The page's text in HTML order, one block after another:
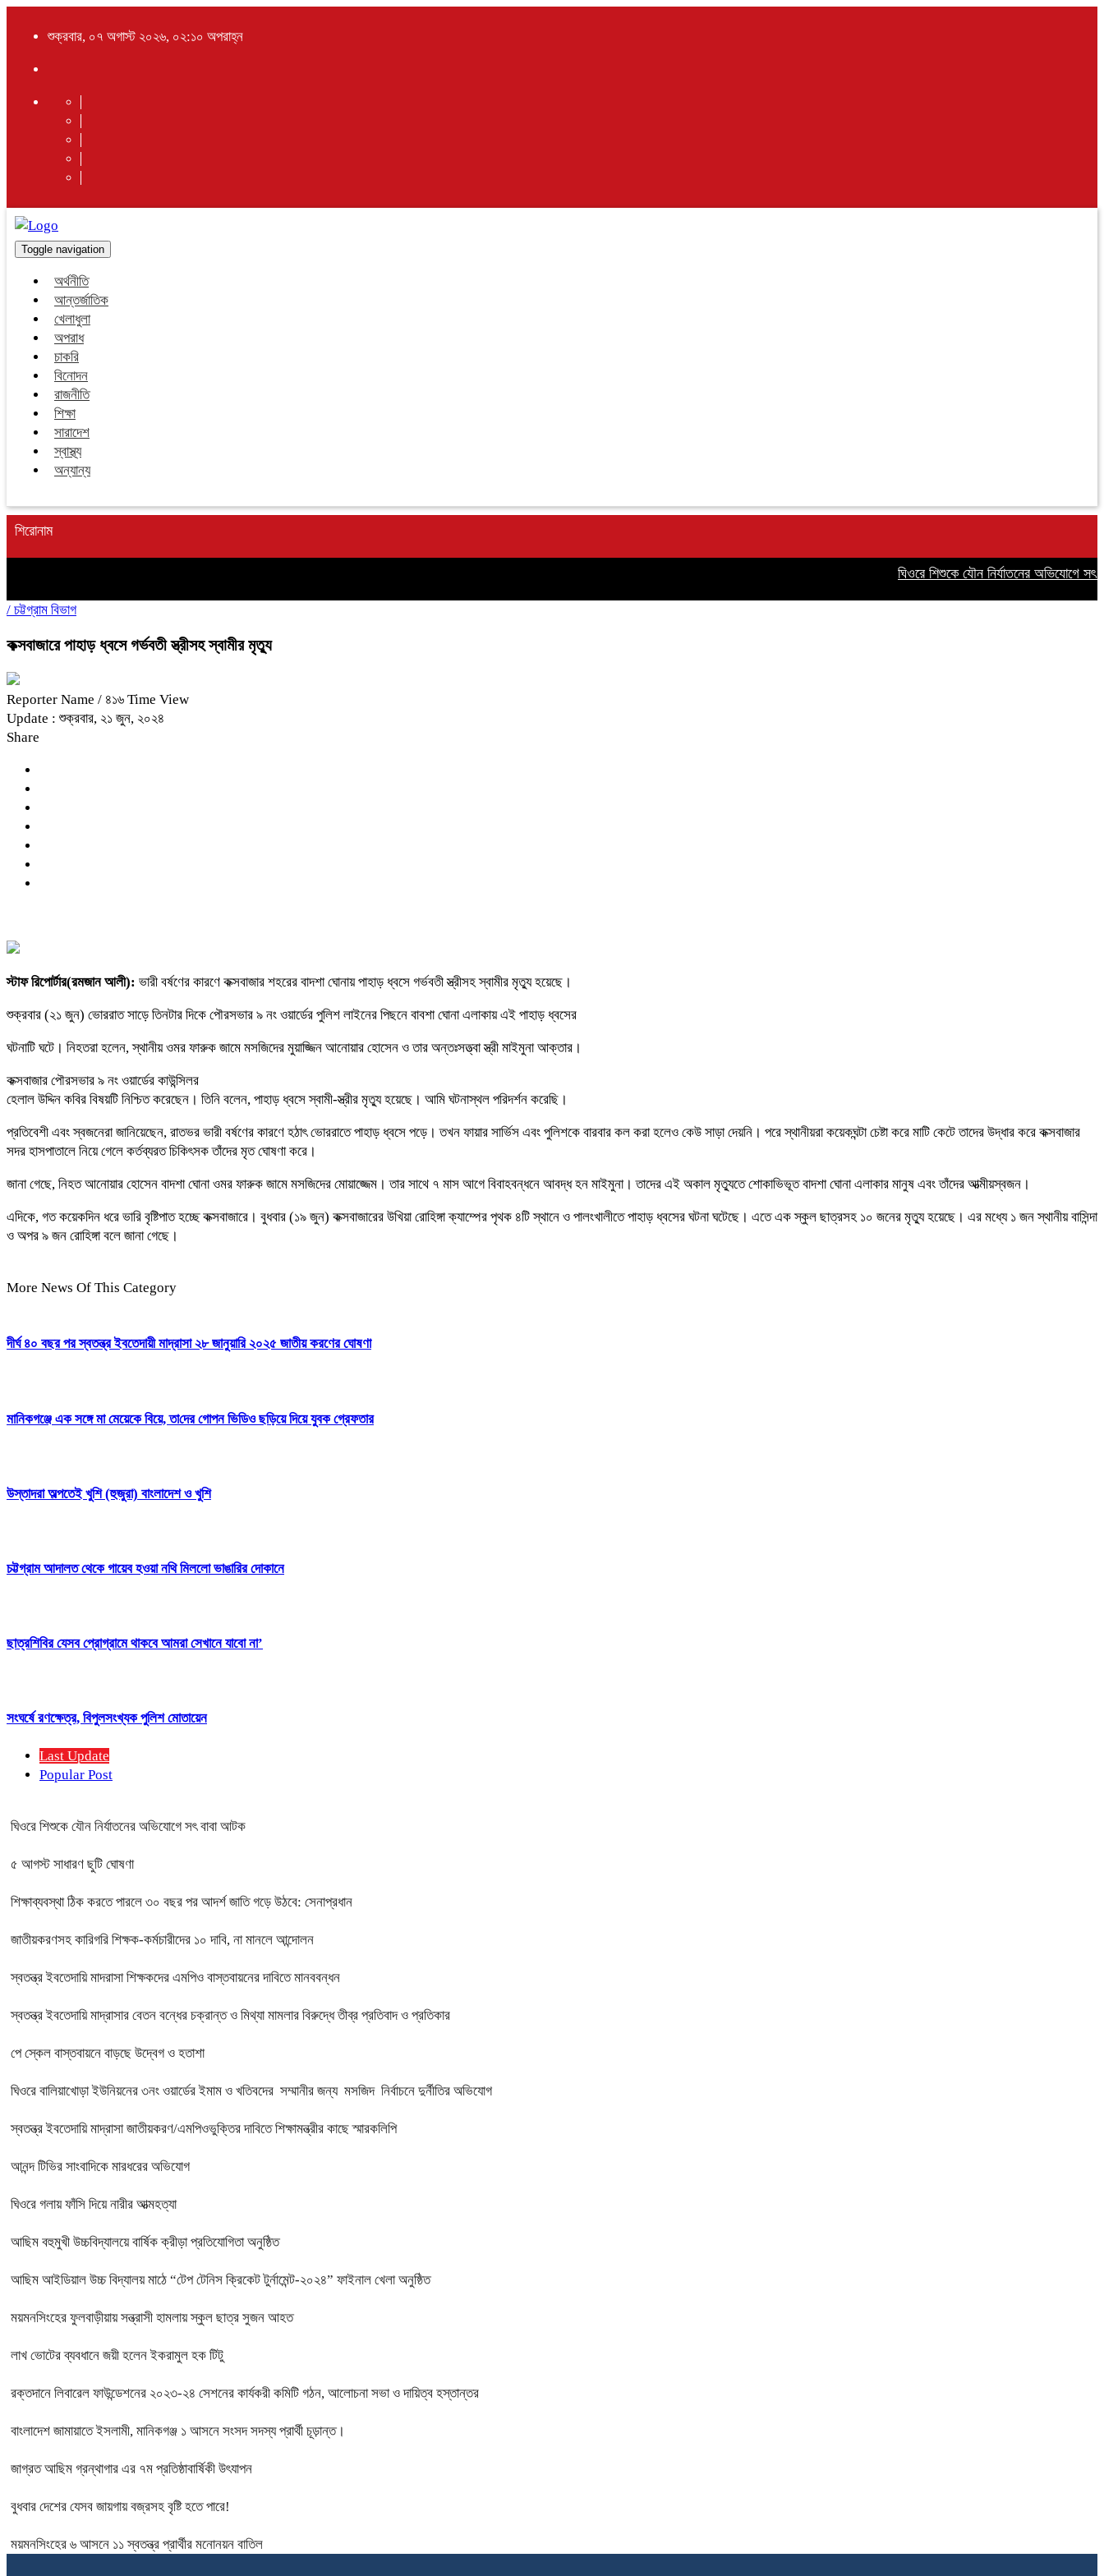
শুক্রবার, ০৭ অগাস্ট ২০২৬, ০২:১০ অপরাহ্ন
Toggle navigation
অর্থনীতি
আন্তর্জাতিক
খেলাধুলা
অপরাধ
চাকরি
বিনোদন
রাজনীতি
শিক্ষা
সারাদেশ
স্বাস্থ্য
অন্যান্য
শিরোনাম
ঘিওরে শিশুকে যৌন নির্যাতনের অভিযোগে সৎ
/ চট্টগ্রাম বিভাগ
কক্সবাজারে পাহাড় ধ্বসে গর্ভবতী স্ত্রীসহ স্বামীর মৃত্যু
Reporter Name / ৪১৬ Time View
Update : শুক্রবার, ২১ জুন, ২০২৪
Share
স্টাফ রিপোর্টার(রমজান আলী): ভারী বর্ষণের কারণে কক্সবাজার শহরের বাদশা ঘোনায় পাহাড় ধ্বসে গর্ভবতী স্ত্রীসহ স্বামীর মৃত্যু হয়েছে।
শুক্রবার (২১ জুন) ভোররাত সাড়ে তিনটার দিকে পৌরসভার ৯ নং ওয়ার্ডের পুলিশ লাইনের পিছনে বাবশা ঘোনা এলাকায় এই পাহাড় ধ্বসের
ঘটনাটি ঘটে। নিহতরা হলেন, স্থানীয় ওমর ফারুক জামে মসজিদের মুয়াজ্জিন আনোয়ার হোসেন ও তার অন্তঃসত্ত্বা স্ত্রী মাইমুনা আক্তার।
কক্সবাজার পৌরসভার ৯ নং ওয়ার্ডের কাউন্সিলর
হেলাল উদ্দিন কবির বিষয়টি নিশ্চিত করেছেন। তিনি বলেন, পাহাড় ধ্বসে স্বামী-স্ত্রীর মৃত্যু হয়েছে। আমি ঘটনাস্থল পরিদর্শন করেছি।
প্রতিবেশী এবং স্বজনেরা জানিয়েছেন, রাতভর ভারী বর্ষণের কারণে হঠাৎ ভোররাতে পাহাড় ধ্বসে পড়ে। তখন ফায়ার সার্ভিস এবং পুলিশকে বারবার কল করা হলেও কেউ সাড়া দেয়নি। পরে স্থানীয়রা কয়েকঘন্টা চেষ্টা করে মাটি কেটে তাদের উদ্ধার করে কক্সবাজার
সদর হাসপাতালে নিয়ে গেলে কর্তব্যরত চিকিৎসক তাঁদের মৃত ঘোষণা করে।
জানা গেছে, নিহত আনোয়ার হোসেন বাদশা ঘোনা ওমর ফারুক জামে মসজিদের মোয়াজ্জেম। তার সাথে ৭ মাস আগে বিবাহবন্ধনে আবদ্ধ হন মাইমুনা। তাদের এই অকাল মৃত্যুতে শোকাভিভূত বাদশা ঘোনা এলাকার মানুষ এবং তাঁদের আত্মীয়স্বজন।
এদিকে, গত কয়েকদিন ধরে ভারি বৃষ্টিপাত হচ্ছে কক্সবাজারে। বুধবার (১৯ জুন) কক্সবাজারের উখিয়া রোহিঙ্গা ক্যাম্পের পৃথক ৪টি স্থানে ও পালংখালীতে পাহাড় ধ্বসের ঘটনা ঘটেছে। এতে এক স্কুল ছাত্রসহ ১০ জনের মৃত্যু হয়েছে। এর মধ্যে ১ জন স্থানীয় বাসিন্দা
ও অপর ৯ জন রোহিঙ্গা বলে জানা গেছে।
More News Of This Category
দীর্ঘ ৪০ বছর পর স্বতন্ত্র ইবতেদায়ী মাদ্রাসা ২৮ জানুয়ারি ২০২৫ জাতীয় করণের ঘোষণা
মানিকগঞ্জে এক সঙ্গে মা মেয়েকে বিয়ে, তা‌দের গোপন ভিডিও ছড়িয়ে দিয়ে যুবক গ্রেফতার
উস্তাদরা অল্পতেই খুশি (হুজুরা) বাংলাদেশ ও খুশি
চট্টগ্রাম আদালত থেকে গায়েব হওয়া নথি মিললো ভাঙারির দোকানে
ছাত্রশিবির যেসব প্রোগ্রামে থাকবে আমরা সেখানে যাবো না’
সংঘর্ষে রণক্ষেত্র, বিপুলসংখ্যক পুলিশ মোতায়েন
Last Update
Popular Post
ঘিওরে শিশুকে যৌন নির্যাতনের অভিযোগে সৎ বাবা আটক
৫ আগস্ট সাধারণ ছুটি ঘোষণা
শিক্ষাব্যবস্থা ঠিক করতে পারলে ৩০ বছর পর আদর্শ জাতি গড়ে উঠবে: সেনাপ্রধান
জাতীয়করণসহ কারিগরি শিক্ষক-কর্মচারীদের ১০ দাবি, না মানলে আন্দোলন
স্বতন্ত্র ইবতেদায়ি মাদরাসা শিক্ষকদের এমপিও বাস্তবায়নের দাবিতে মানববন্ধন
স্বতন্ত্র ইবতেদায়ি মাদ্রাসার বেতন বন্ধের চক্রান্ত ও মিথ্যা মামলার বিরুদ্ধে তীব্র প্রতিবাদ ও প্রতিকার
পে স্কেল বাস্তবায়নে বাড়ছে উদ্বেগ ও হতাশা
ঘিওরে বালিয়াখোড়া ইউনিয়নের ৩নং ওয়ার্ডের ইমাম ও খতিবদের সম্মানীর জন্য মসজিদ নির্বাচনে দুর্নীতির অভিযোগ
স্বতন্ত্র ইবতেদায়ি মাদ্রাসা জাতীয়করণ/এমপিওভুক্তির দাবিতে শিক্ষামন্ত্রীর কাছে স্মারকলিপি
আনন্দ টিভির সাংবাদিকে মারধরের অভিযোগ
ঘিওরে গলায় ফাঁসি দিয়ে নারীর আত্মহত্যা
আছিম বহুমুখী উচ্চবিদ্যালয়ে বার্ষিক ক্রীড়া প্রতিযোগিতা অনুষ্ঠিত
আছিম আইডিয়াল উচ্চ বিদ্যালয় মাঠে “টেপ টেনিস ক্রিকেট টুর্নামেন্ট-২০২৪” ফাইনাল খেলা অনুষ্ঠিত
ময়মনসিংহের ফুলবাড়ীয়ায় সন্ত্রাসী হামলায় স্কুল ছাত্র সুজন আহত
লাখ ভোটের ব্যবধানে জয়ী হলেন ইকরামুল হক টিটু
রক্তদানে লিবারেল ফাউন্ডেশনের ২০২৩-২৪ সেশনের কার্যকরী কমিটি গঠন, আলোচনা সভা ও দায়িত্ব হস্তান্তর
বাংলাদেশ জামায়াতে ইসলামী, মানিকগঞ্জ ১ আসনে সংসদ সদস্য প্রার্থী চূড়ান্ত।
জাগ্রত আছিম গ্রন্থাগার এর ৭ম প্রতিষ্ঠাবার্ষিকী উৎযাপন
বুধবার দেশের যেসব জায়গায় বজ্রসহ বৃষ্টি হতে পারে!
ময়মনসিংহের ৬ আসনে ১১ স্বতন্ত্র প্রার্থীর মনোনয়ন বাতিল